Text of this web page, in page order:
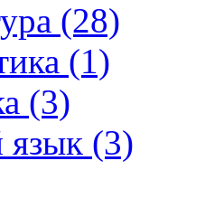
(28)
(1)
(3)
язык (3)